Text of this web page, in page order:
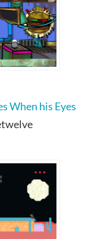
When his Eyes